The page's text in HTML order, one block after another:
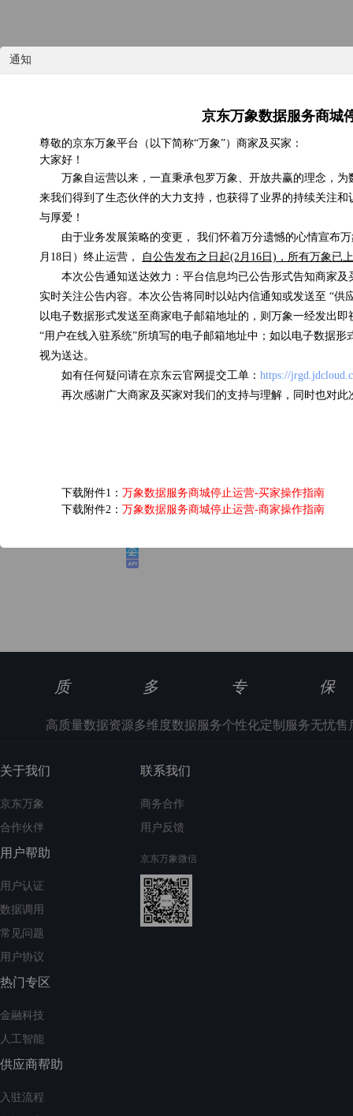
通知
京东万象数据服务商城
尊敬的京东万象平台（以下简称“万象”）商家及买家：
大家好！
万象自运营以来，一直秉承包罗万象、开放共赢的理念，
来我们得到了生态伙伴的大力支持，也获得了业界的持续关注
与厚爱！
由于业务发展策略的变更， 我们怀着万分遗憾的心情宣布
月18日）终止运营，
自公告发布之日起(2月16日)，所有万象已
本次公告通知送达效力：平台信息均已公告形式告知商家
实时关注公告内容。本次公告将同时以站内信通知或发送至 “供
以电子数据形式发送至商家电子邮箱地址的，则万象一经发出
“用户在线入驻系统”所填写的电子邮箱地址中；如以电子数据
视为送达。
如有任何疑问请在京东云官网提交工单： https://
再次感谢广大商家及买家对我们的支持与理解，同时也对
下载附件1： 万象数据服务商城停止运营-买家操作指南
下载附件2： 万象数据服务商城停止运营-商家操作指南
国内天气实况
0.07元/次
浏览(575) 评分(4)
6.0元/次
质
高质量数据资源
多
多维度数据服务
专
个性化定制服务
保
无忧售
关于我们
京东万象
合作伙伴
用户帮助
用户认证
数据调用
常见问题
用户协议
热门专区
金融科技
人工智能
供应商帮助
入驻流程
联系我们
商务合作
用户反馈
京东万象微信